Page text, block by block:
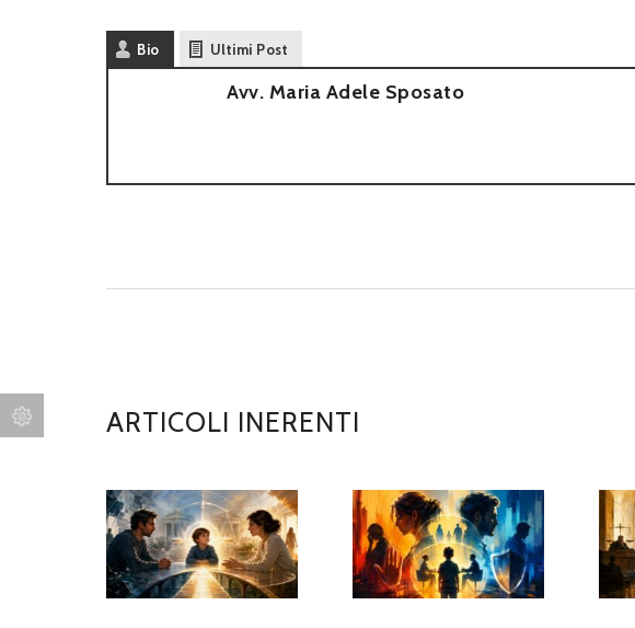
Bio Ultimi Post
Avv. Maria Adele Sposato
ARTICOLI INERENTI